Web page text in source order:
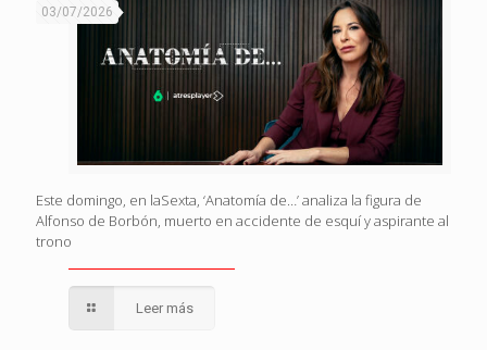
03/07/2026
Este domingo, en laSexta, ‘Anatomía de…’ analiza la figura de
Alfonso de Borbón, muerto en accidente de esquí y aspirante al
trono
Leer más